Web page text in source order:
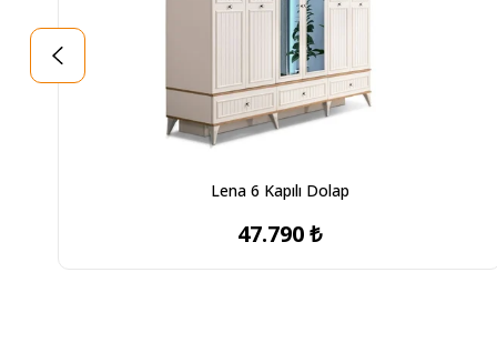
Lena 6 Kapılı Dolap
47.790 ₺